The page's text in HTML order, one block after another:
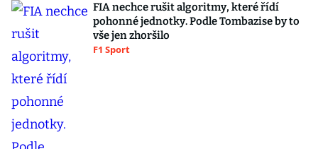
FIA nechce rušit algoritmy, které řídí
pohonné jednotky. Podle Tombazise by to
vše jen zhoršilo
F1 Sport